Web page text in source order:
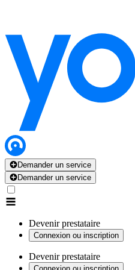
Demander un service
Demander un service
Devenir prestataire
Connexion ou inscription
Devenir prestataire